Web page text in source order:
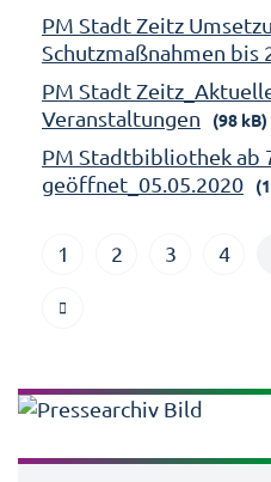
PM Stadt Zeitz
Schutzmaßnahmen bis
PM Stadt
Veranstaltungen
(98 kB)
PM Stadtbibliothek ab
geöffnet_05.05.2020
1 2 3 4